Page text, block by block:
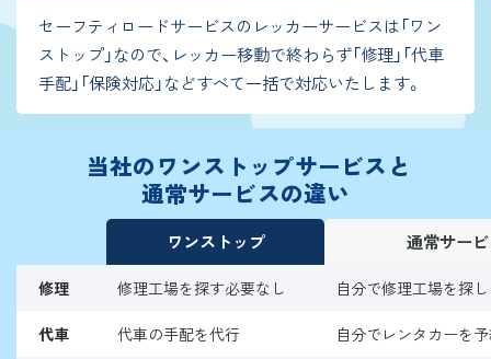
セーフティロードサービスのレッカーサービスは「ワン
ストップ」なので、レッカー移動で終わらず「修理」「代車
手配」「保険対応」などすべて一括で対応いたします。
当社のワンストップサービスと
通常サービスの違い
ワンストップ 通常サー
修理 修理工場を探す必要なし 自分で修理工場を探
代車 代車の手配を代行 自分でレンタカーを